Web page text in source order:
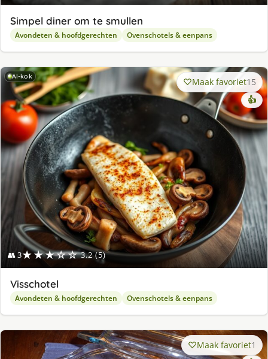
Simpel diner om te smullen
Avondeten & hoofdgerechten Ovenschotels & eenpans
AI-kok
👥 3★★★☆☆ 3.2 (5)
Maak favoriet15
👍
Visschotel
Avondeten & hoofdgerechten Ovenschotels & eenpans
Maak favoriet1